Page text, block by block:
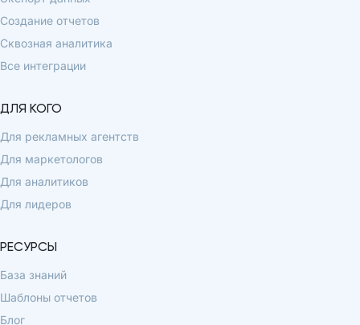
Создание отчетов
Сквозная аналитика
Все интеграции
ДЛЯ КОГО
Для рекламных агентств
Для маркетологов
Для аналитиков
Для лидеров
РЕСУРСЫ
База знаний
Шаблоны отчетов
Блог